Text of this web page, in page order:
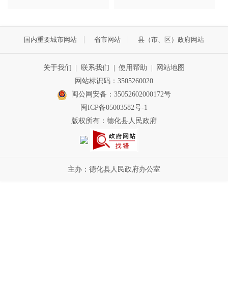
国内重要城市网站 省市网站 县（市、区）政府网站
关于我们 联系我们 使用帮助
网站地图
网站标识码：3505260020
闽公网安备：35052602000172号
闽ICP备05003582号-1
版权所有：德化县人民政府
主办：德化县人民政府办公室